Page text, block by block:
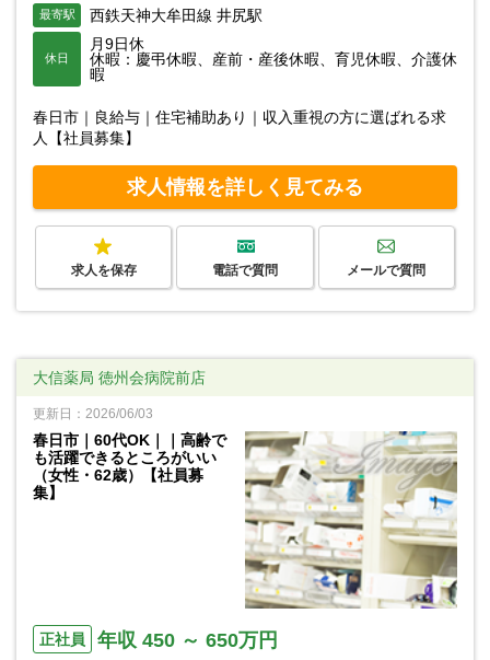
最寄駅 西鉄天神大牟田線 井尻駅
休日
月9日休
休暇：慶弔休暇、産前・産後休暇、育児休暇、介護休
暇
春日市｜良給与｜住宅補助あり｜収入重視の方に選ばれる求
人【社員募集】
求人情報を詳しく見てみる
求人を保存 電話で質問 メールで質問
大信薬局 徳州会病院前店
更新日：2026/06/03
春日市｜60代OK｜｜高齢で
も活躍できるところがいい
（女性・62歳）【社員募
集】
正社員 年収 450 ～ 650万円